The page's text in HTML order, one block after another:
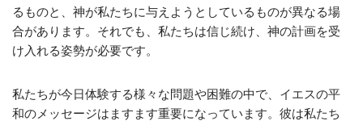
るものと、神が私たちに与えようとしているものが異なる場
合があります。それでも、私たちは信じ続け、神の計画を受
け入れる姿勢が必要です。
私たちが今日体験する様々な問題や困難の中で、イエスの平
和のメッセージはますます重要になっています。彼は私たち